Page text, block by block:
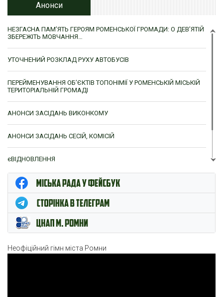
Анонси
НЕЗГАСНА ПАМ’ЯТЬ ГЕРОЯМ РОМЕНСЬКОЇ ГРОМАДИ: О ДЕВ’ЯТІЙ
ЗБЕРЕЖІТЬ МОВЧАННЯ…
УТОЧНЕНИЙ РОЗКЛАД РУХУ АВТОБУСІВ
ПЕРЕЙМЕНУВАННЯ ОБ’ЄКТІВ ТОПОНІМІЇ У РОМЕНСЬКІЙ МІСЬКІЙ
ТЕРИТОРІАЛЬНІЙ ГРОМАДІ
АНОНСИ ЗАСІДАНЬ ВИКОНКОМУ
АНОНСИ ЗАСІДАНЬ СЕСІЙ, КОМІСІЙ
єВІДНОВЛЕННЯ
ЦНАП м. Ромни
Неофіційний гімн міста Ромни